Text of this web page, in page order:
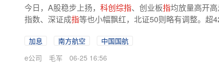
今日，A股稳步上扬， 科创综指、创业板指均放量高开
指数、深证成指等也小幅飘红，北证50则略有调整。超
加息 南方航空
中国国航
e公司
毛军 06-25 16:56